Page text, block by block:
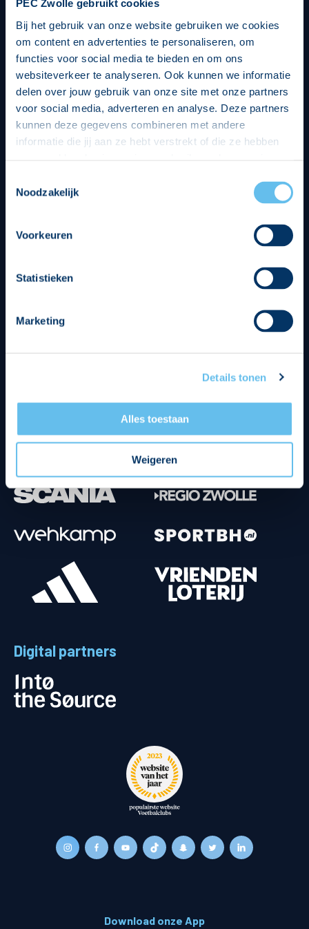
PEC Zwolle gebruikt cookies
Bij het gebruik van onze website gebruiken we cookies
om content en advertenties te personaliseren, om
functies voor social media te bieden en om ons
websiteverkeer te analyseren. Ook kunnen we informatie
delen over jouw gebruik van onze site met onze partners
voor social media, adverteren en analyse. Deze partners
kunnen deze gegevens combineren met andere
informatie die jij aan ze hebt verstrekt of die ze hebben
op een veilige en integere wijze. Je kunt je toestemming
beheren op de privacy- en cookieverklaring pagina.
Noodzakelijk
Voorkeuren
Statistieken
Marketing
Details tonen
Alles toestaan
Weigeren
Digital partners
Download onze App